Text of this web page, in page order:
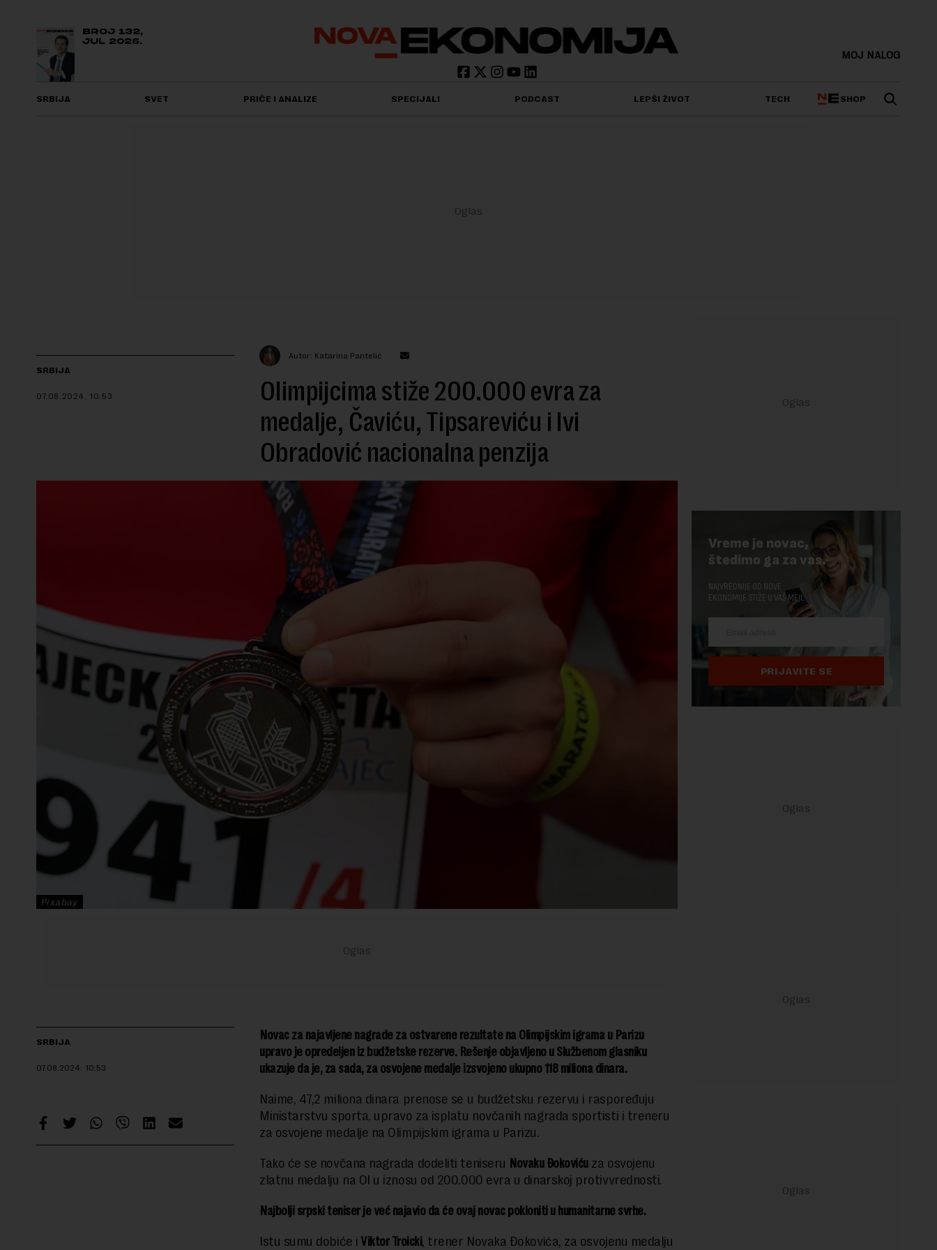
BROJ 132,
JUL 2026.
MOJ NALOG
SRBIJA SVET PRIČE I ANALIZE SPECIJALI PODCAST LEPŠI ŽIVOT TECH SHOP
SRBIJA
07.08.2024. 10:53
Autor: Katarina Pantelić
Olimpijcima stiže 200.000 evra za
medalje, Čaviću, Tipsareviću i Ivi
Obradović nacionalna penzija
Pixabay
SRBIJA
07.08.2024. 10:53
Novac za najavljene nagrade za ostvarene rezultate na Olimpijskim igrama u Parizu
upravo je opredeljen iz budžetske rezerve. Rešenje objavljeno u Službenom glasniku
ukazuje da je, za sada, za osvojene medalje izsvojeno ukupno 118 miliona dinara.
Naime, 47,2 miliona dinara prenose se u budžetsku rezervu i raspoređuju
Ministarstvu sporta, upravo za isplatu novčanih nagrada sportisti i treneru
za osvojene medalje na Olimpijskim igrama u Parizu.
Tako će se novčana nagrada dodeliti teniseru Novaku Đokovićuza osvojenu
zlatnu medalju na OI u iznosu od 200.000 evra u dinarskoj protivvrednosti.
Najbolji srpski teniser je već najavio da će ovaj novac pokloniti u humanitarne svrhe.
Istu sumu dobiće i Viktor Troicki, trener Novaka Đokovića, za osvojenu medalju
Vreme je novac,
štedimo ga za vas.
NAJVREDNIJE OD NOVE
EKONOMIJE STIŽE U VAŠ MEJL.
PRIJAVITE SE